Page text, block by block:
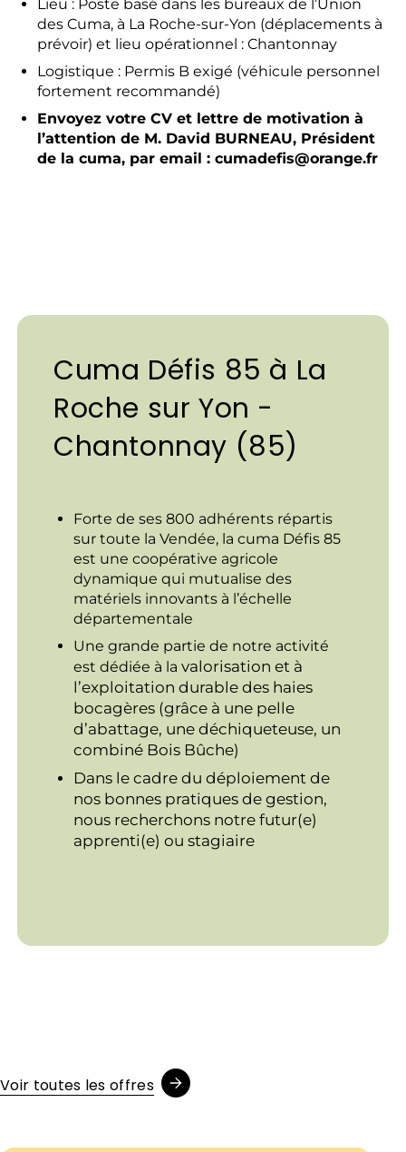
Lieu : Poste basé dans les bureaux de l’Union
des Cuma, à La Roche-sur-Yon (déplacements à
prévoir) et lieu opérationnel : Chantonnay
Logistique : Permis B exigé (véhicule personnel
fortement recommandé)
Envoyez votre CV et lettre de motivation à
l’attention de M. David BURNEAU, Président
de la cuma, par email : cumadefis@orange.fr
Cuma Défis 85 à La
Roche sur Yon -
Chantonnay (85)
Forte de ses 800 adhérents répartis
sur toute la Vendée, la cuma Défis 85
est une coopérative agricole
dynamique qui mutualise des
matériels innovants à l’échelle
départementale
Une grande partie de notre activité
est dédiée à la valorisation et à
l’exploitation durable des haies
bocagères (grâce à une pelle
d’abattage, une déchiqueteuse, un
combiné Bois Bûche)
Dans le cadre du déploiement de
nos bonnes pratiques de gestion,
nous recherchons notre futur(e)
apprenti(e) ou stagiaire
Voir toutes les offres